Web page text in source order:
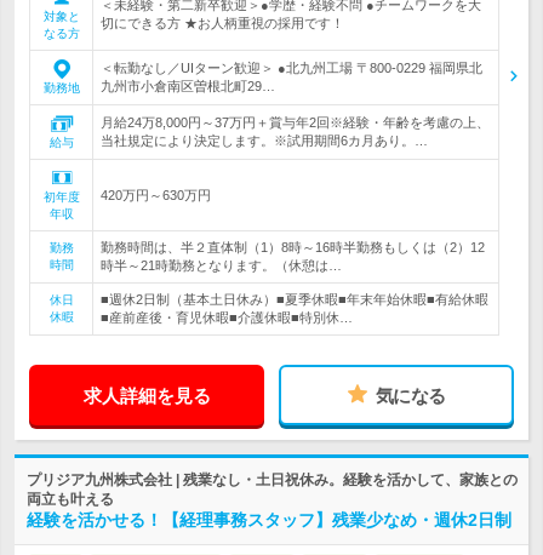
対象と
なる方
＜未経験・第二新卒歓迎＞●学歴・経験不問 ●チームワークを大
切にできる方 ★お人柄重視の採用です！
勤務地
＜転勤なし／UIターン歓迎＞ ●北九州工場 〒800-0229 福岡県北
九州市小倉南区曽根北町29…
給与
月給24万8,000円～37万円＋賞与年2回※経験・年齢を考慮の上、
当社規定により決定します。※試用期間6カ月あり。…
初年度
年収
420万円～630万円
勤務
時間
勤務時間は、半２直体制（1）8時～16時半勤務もしくは（2）12
時半～21時勤務となります。（休憩は…
休日
休暇
■週休2日制（基本土日休み）■夏季休暇■年末年始休暇■有給休暇
■産前産後・育児休暇■介護休暇■特別休…
求人詳細を見る 気になる
プリジア九州株式会社 | 残業なし・土日祝休み。経験を活かして、家族との
両立も叶える
経験を活かせる！【経理事務スタッフ】残業少なめ・週休2日制